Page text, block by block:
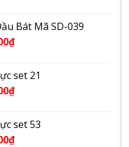
Bát Mã SD-039
₫
set 21
₫
set 53
₫